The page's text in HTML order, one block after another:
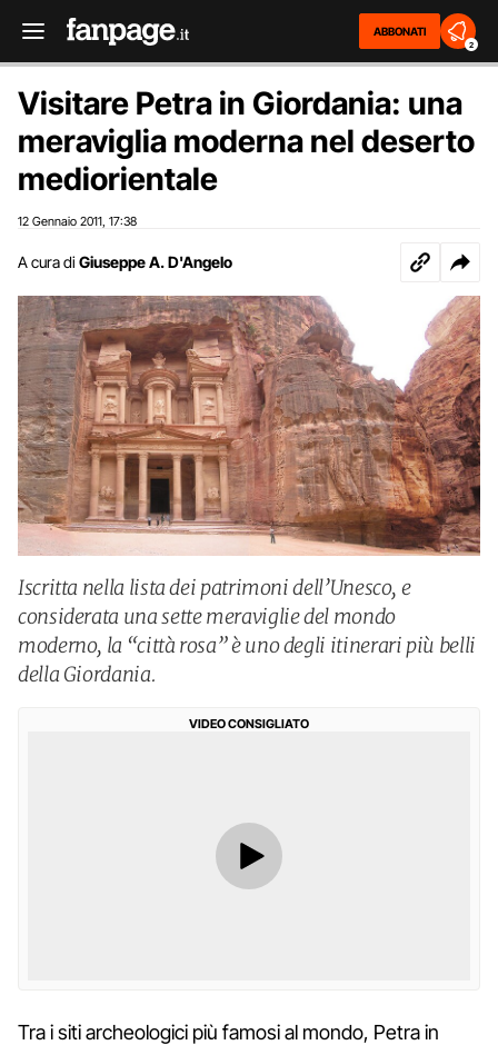
ABBONATI
2
Visitare Petra in Giordania: una
meraviglia moderna nel deserto
mediorientale
12 Gennaio 2011 17:38
A cura di Giuseppe A. D'Angelo
Iscritta nella lista dei patrimoni dell’Unesco, e
considerata una sette meraviglie del mondo
moderno, la “città rosa” è uno degli itinerari più belli
della Giordania.
VIDEO CONSIGLIATO
Tra i siti archeologici più famosi al mondo, Petra in